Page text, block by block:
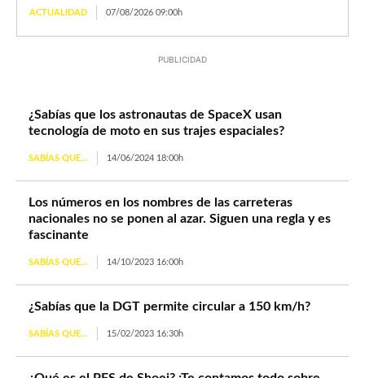
ACTUALIDAD 07/08/2026 09:00h
PUBLICIDAD
¿Sabías que los astronautas de SpaceX usan
tecnología de moto en sus trajes espaciales?
SABÍAS QUE... 14/06/2024 18:00h
Los números en los nombres de las carreteras
nacionales no se ponen al azar. Siguen una regla y es
fascinante
SABÍAS QUE... 14/10/2023 16:00h
¿Sabías que la DGT permite circular a 150 km/h?
SABÍAS QUE... 15/02/2023 16:30h